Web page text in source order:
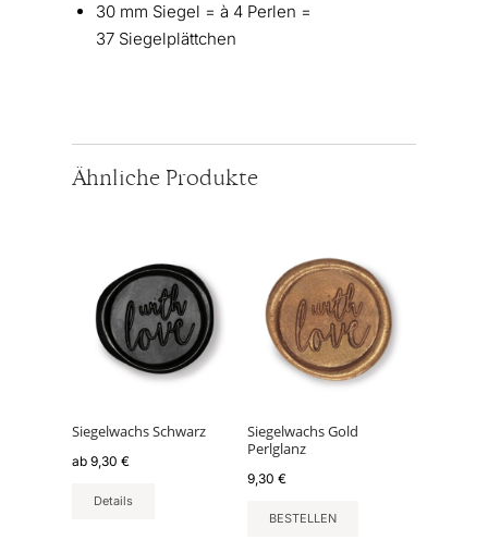
30 mm Siegel = à 4 Perlen =
37 Siegelplättchen
Ähnliche Produkte
Siegelwachs Schwarz
ab 9,30 €
Details
Produkt
weist
mehrere
Varianten
können
auf
Produktseite
Siegelwachs Gold
Perlglanz
9,30€
BESTELLEN